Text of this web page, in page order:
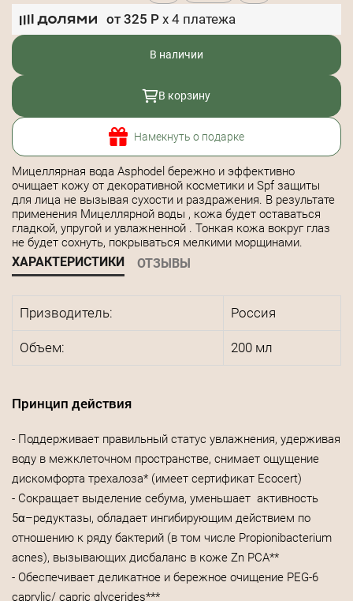
от 325 Р x 4 платежа
В наличии
В корзину
Намекнуть о подарке
Мицеллярная вода Asphodel бережно и эффективно
очищает кожу от декоративной косметики и Spf защиты
для лица не вызывая сухости и раздражения. В результате
применения Мицеллярной воды , кожа будет оставаться
гладкой, упругой и увлажненной . Тонкая кожа вокруг глаз
не будет сохнуть, покрываться мелкими морщинами.
ХАРАКТЕРИСТИКИ ОТЗЫВЫ
Призводитель: Россия
Объем: 200 мл
Принцип действия
- Поддерживает правильный статус увлажнения, удерживая
воду в межклеточном пространстве, снимает ощущение
дискомфорта трехалоза* (имеет сертификат Ecocert)
- Сокращает выделение себума, уменьшает активность
5α–редуктазы, обладает ингибирующим действием по
отношению к ряду бактерий (в том числе Propionibacterium
acnes), вызывающих дисбаланс в коже Zn PCA**
- Обеспечивает деликатное и бережное очищение PEG-6
caprylic/ capric glycerides***